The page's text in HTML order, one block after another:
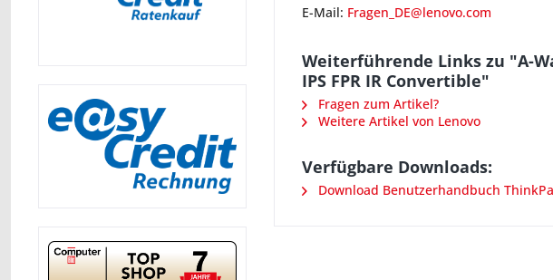
E-Mail: Fragen_DE@lenovo.com
Weiterführende Links zu "A-
IPS FPR IR Convertible"
Fragen zum Artikel?
Weitere Artikel von Lenovo
Verfügbare Downloads:
Download Benutzerhandbuch